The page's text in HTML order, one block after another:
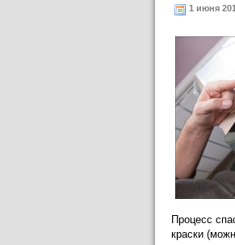
1 июня
Процесс
краски